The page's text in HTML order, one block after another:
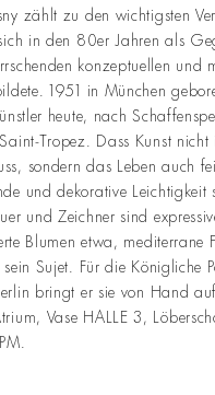
zählt zu den wichtigsten
in den 80er Jahren als
konzeptuellen und
1951 in München
heute, nach
Tropez. Dass Kunst
sondern das Leben auch
und dekorative Leichtigkeit
und Zeichner sind
Blumen etwa, mediterrane
Sujet. Für die Königliche
bringt er sie von Hand
Vase HALLE 3,